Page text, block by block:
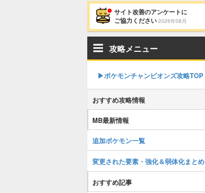
サイト改善のアンケートに
ご協力ください 2026年08月
攻略メニュー
▶︎ポケモンチャンピオンズ攻略TOP
おすすめ攻略情報
MB最新情報
追加ポケモン一覧
変更された要素・強化＆弱体化まとめ
おすすめ記事